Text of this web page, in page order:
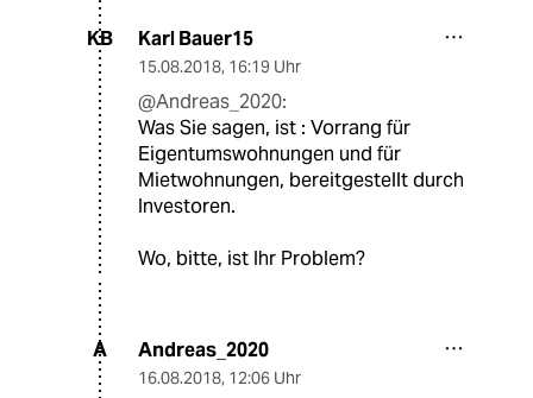
KB Karl Bauer15
15.08.2018, 16:19 Uhr
@Andreas_2020:
Was Sie sagen, ist : Vorrang für
Eigentumswohnungen und für
Mietwohnungen, bereitgestellt durch
Investoren.
Wo, bitte, ist Ihr Problem?
A Andreas_2020
16.08.2018, 12:06 Uhr